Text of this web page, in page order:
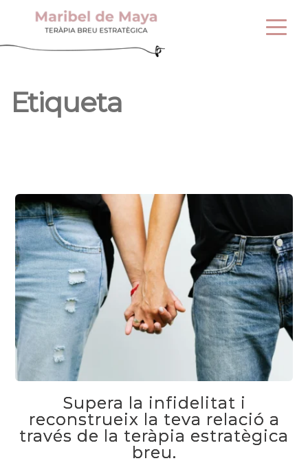
Etiqueta
Supera la infidelitat i
reconstrueix la teva relació a
través de la teràpia estratègica
breu.